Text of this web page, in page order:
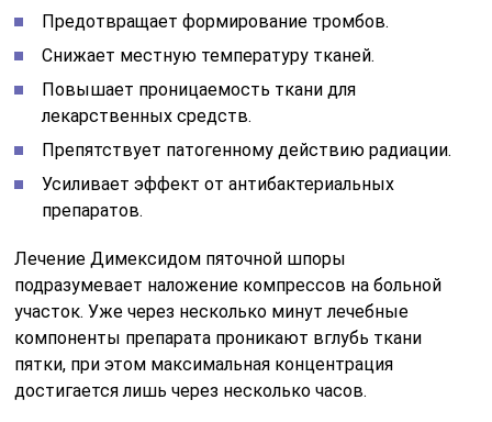
Предотвращает формирование тромбов.
Снижает местную температуру тканей.
Повышает проницаемость ткани для
лекарственных средств.
Препятствует патогенному действию радиации.
Усиливает эффект от антибактериальных
препаратов.
Лечение Димексидом пяточной шпоры
подразумевает наложение компрессов на больной
участок. Уже через несколько минут лечебные
компоненты препарата проникают вглубь ткани
пятки, при этом максимальная концентрация
достигается лишь через несколько часов.